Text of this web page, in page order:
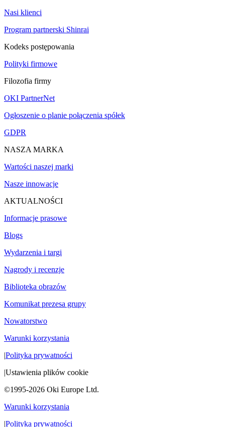
Nasi klienci
Program partnerski Shinrai
Kodeks postępowania
Polityki firmowe
Filozofia firmy
OKI PartnerNet
Ogłoszenie o planie połączenia spółek
GDPR
NASZA MARKA
Wartości naszej marki
Nasze innowacje
AKTUALNOŚCI
Informacje prasowe
Blogs
Wydarzenia i targi
Nagrody i recenzje
Biblioteka obrazów
Komunikat prezesa grupy
Nowatorstwo
Warunki korzystania
|Polityka prywatności
|Ustawienia plików cookie
©1995-2026 Oki Europe Ltd.
Warunki korzystania
|Polityka prywatności